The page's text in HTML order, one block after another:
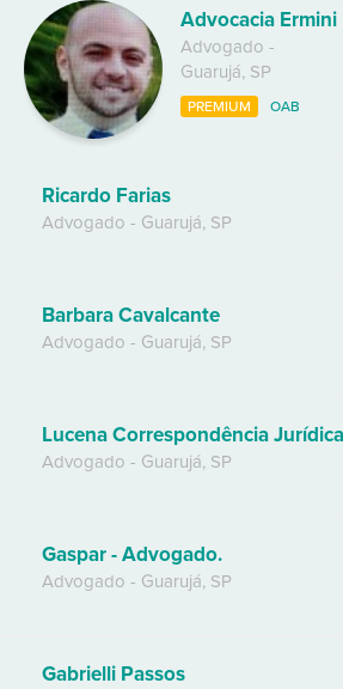
Advocacia Ermini
Advogado -
Guarujá, SP
PREMIUM OAB
Ricardo Farias
Advogado - Guarujá, SP
Barbara Cavalcante
Advogado - Guarujá, SP
Lucena Correspondência Jurídica
Advogado - Guarujá, SP
Gaspar - Advogado.
Advogado - Guarujá, SP
Gabrielli Passos